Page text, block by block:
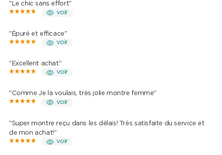
"Le chic sans effort"
voir
"Épuré et efficace"
voir
"Excellent achat"
voir
"Comme Je la voulais, très jolie montre femme"
voir
"Super montre reçu dans les délais! Très satisfaite du service et
de mon achat!"
voir